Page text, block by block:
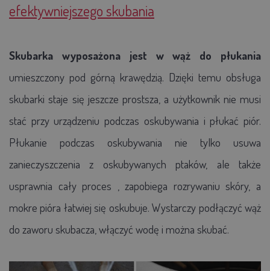
efektywniejszego skubania
Skubarka wyposażona jest w wąż do płukania
umieszczony pod górną krawędzią. Dzięki temu obsługa
skubarki staje się jeszcze prostsza, a użytkownik nie musi
stać przy urządzeniu podczas oskubywania i płukać piór.
Płukanie podczas oskubywania nie tylko usuwa
zanieczyszczenia z oskubywanych ptaków, ale także
usprawnia cały proces , zapobiega rozrywaniu skóry, a
mokre pióra łatwiej się oskubuje. Wystarczy podłączyć wąż
do zaworu skubacza, włączyć wodę i można skubać.